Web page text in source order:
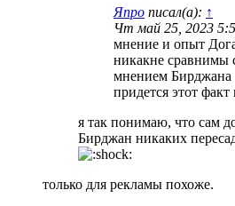
Япро писал(а): ↑
Чт май 25, 2023
мнение и опыт
никакне сравнимы
мнением Бирджана
придется этот факт
я так понимаю, что сам
Бирджан никаких
только для рекламы похоже.